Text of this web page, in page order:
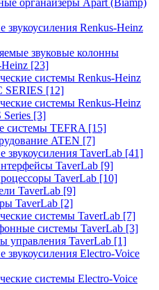
органайзеры Apart (Biamp)
звукоусиления Renkus-Heinz
звуковые колонны
[23]
системы Renkus-Heinz
SERIES [12]
системы Renkus-Heinz
Series [3]
системы TEFRA [15]
ATEN [7]
звукоусиления TaverLab [41]
TaverLab [9]
TaverLab [10]
TaverLab [9]
TaverLab [2]
системы TaverLab [7]
системы TaverLab [3]
управления TaverLab [1]
звукоусиления Electro-Voice
системы Electro-Voice